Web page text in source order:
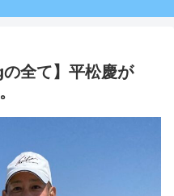
全て】平松慶が